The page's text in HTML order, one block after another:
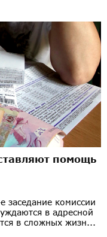
помощь
заседание комиссии
в адресной
в сложных жизн...